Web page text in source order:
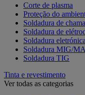
Corte de plasma
Proteção do
Soldadura de chama
Soldadura de
Soldadura eletrónica
Soldadura MIG/
Soldadura TIG
Tinta e revestimento
Ver todas as categorias